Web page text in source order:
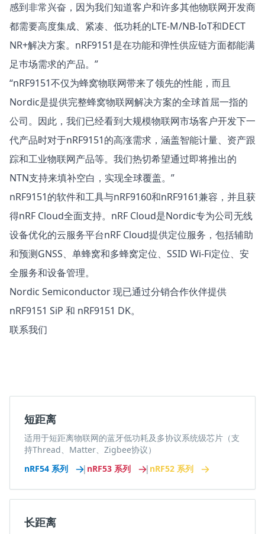
感到非常兴奋，因为我们知道客户和许多其他物联网开发商
都需要高度集成、紧凑、低功耗的LTE-M/NB-IoT和DECT
NR+解决方案。nRF9151是在功能和弹性供应链方面都能满
足巿场需求的产品。”
“nRF9151不仅为蜂窝物联网带来了领先的性能，而且
Nordic是提供完整蜂窝物联网解决方案的全球首屈一指的
公司。因此，我们已经看到大规模物联网市场客户开发下一
代产品时对于nRF9151的高涨需求，涵盖智能计量、资产跟
踪和工业物联网产品等。我们热切希望通过即将推出的
NTN支持来填补空白，实现全球覆盖。”
nRF9151的软件和工具与nRF9160和nRF9161兼容，并且获
得nRF Cloud全面支持。nRF Cloud是Nordic专为公司无线
设备优化的云服务平台nRF Cloud提供定位服务，包括辅助
和预测GNSS、单蜂窝和多蜂窝定位、SSID Wi-Fi定位、安
全服务和设备管理。
Nordic Semiconductor 现已通过分销合作伙伴提供
nRF9151 SiP 和 nRF9151 DK。
联系我们
短距离
适用于短距离物联网的蓝牙低功耗及多协议系统级芯片（支
持Thread、Matter、Zigbee协议）
nRF54 系列
| nRF53 系列 | nRF52 系列
长距离